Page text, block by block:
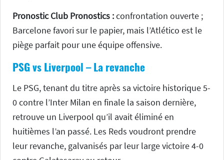
Pronostic Club Pronostics :confrontation ouverte ;
Barcelone favori sur le papier, mais l’Atlético est le
piège parfait pour une équipe offensive.
PSG vs Liverpool – La revanche
Le PSG, tenant du titre après sa victoire historique 5-
0 contre l’Inter Milan en finale la saison dernière,
retrouve un Liverpool qu’il avait éliminé en
huitièmes l’an passé. Les Reds voudront prendre
leur revanche, galvanisés par leur large victoire 4-0